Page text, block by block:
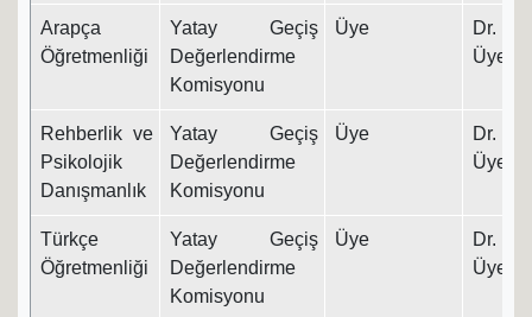
Arapça
Öğretmenliği
Yatay Geçiş
Değerlendirme
Komisyonu
Üye
Dr.
Üyesi
Rehberlik ve
Psikolojik
Danışmanlık
Yatay Geçiş
Değerlendirme
Komisyonu
Üye
Dr.
Üyesi
Türkçe
Öğretmenliği
Yatay Geçiş
Değerlendirme
Komisyonu
Üye
Dr.
Üyesi